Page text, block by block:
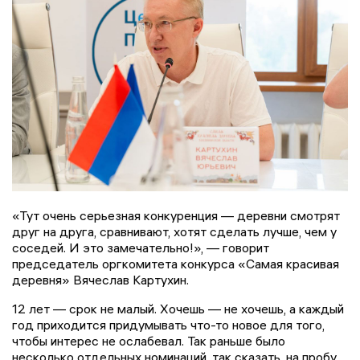
«Тут очень серьезная конкуренция — деревни смотрят
друг на друга, сравнивают, хотят сделать лучше, чем у
соседей. И это замечательно!», — говорит
председатель оргкомитета конкурса «Самая красивая
деревня» Вячеслав Картухин.
12 лет — срок не малый. Хочешь — не хочешь, а каждый
год приходится придумывать что-то новое для того,
чтобы интерес не ослабевал. Так раньше было